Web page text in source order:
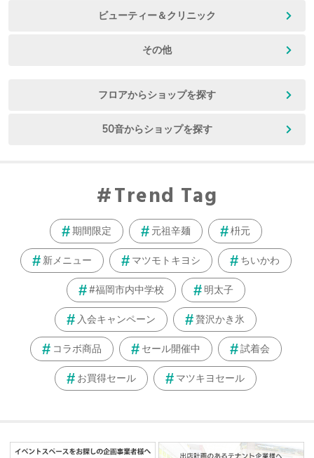
ビューティー＆クリニック
その他
フロアからショップを探す
50音からショップを探す
Trend Tag
期間限定 元祖辛麺 枡元
新メニュー マツモトキヨシ ちいかわ
#福岡市内中学校 明太子
入会キャンペーン 贅沢かき氷
コラボ商品 セール開催中 試着会
お買得セール マツキヨセール